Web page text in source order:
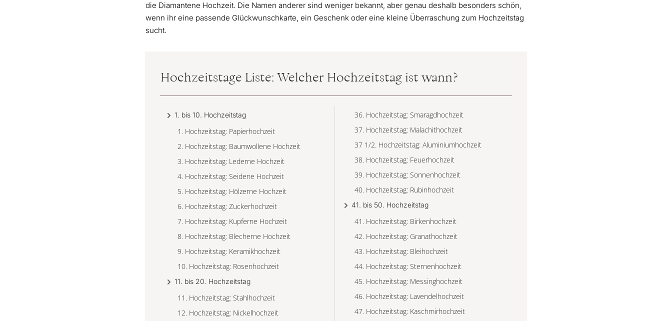
die Diamantene Hochzeit. Die Namen anderer sind weniger bekannt, aber genau deshalb besonders schön,
wenn ihr eine passende Glückwunschkarte, ein Geschenk oder eine kleine Überraschung zum Hochzeitstag
sucht.
Hochzeitstage Liste: Welcher Hochzeitstag ist wann?
1. bis 10. Hochzeitstag
1. Hochzeitstag: Papierhochzeit
2. Hochzeitstag: Baumwollene Hochzeit
3. Hochzeitstag: Lederne Hochzeit
4. Hochzeitstag: Seidene Hochzeit
5. Hochzeitstag: Hölzerne Hochzeit
6. Hochzeitstag: Zuckerhochzeit
7. Hochzeitstag: Kupferne Hochzeit
8. Hochzeitstag: Blecherne Hochzeit
9. Hochzeitstag: Keramikhochzeit
10. Hochzeitstag: Rosenhochzeit
11. bis 20. Hochzeitstag
11. Hochzeitstag: Stahlhochzeit
12. Hochzeitstag: Nickelhochzeit
36. Hochzeitstag: Smaragdhochzeit
37. Hochzeitstag: Malachithochzeit
37 1/2. Hochzeitstag: Aluminiumhochzeit
38. Hochzeitstag: Feuerhochzeit
39. Hochzeitstag: Sonnenhochzeit
40. Hochzeitstag: Rubinhochzeit
41. bis 50. Hochzeitstag
41. Hochzeitstag: Birkenhochzeit
42. Hochzeitstag: Granathochzeit
43. Hochzeitstag: Bleihochzeit
44. Hochzeitstag: Sternenhochzeit
45. Hochzeitstag: Messinghochzeit
46. Hochzeitstag: Lavendelhochzeit
47. Hochzeitstag: Kaschmirhochzeit